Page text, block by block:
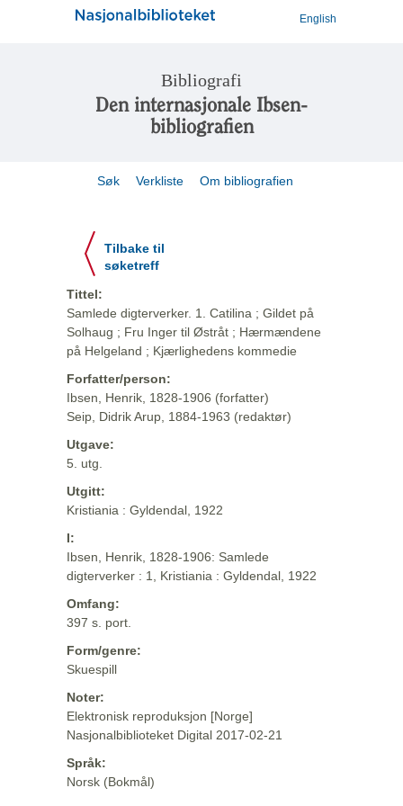
English
Bibliografi
Den internasjonale Ibsen-
bibliografien
Søk Verkliste Om bibliografien
Tilbake til
søketreff
Tittel:
Samlede digterverker. 1. Catilina ; Gildet på
Solhaug ; Fru Inger til Østråt ; Hærmændene
på Helgeland ; Kjærlighedens kommedie
Forfatter/person:
Ibsen, Henrik, 1828-1906 (forfatter)
Seip, Didrik Arup, 1884-1963 (redaktør)
Utgave:
5. utg.
Utgitt:
Kristiania : Gyldendal, 1922
I:
Ibsen, Henrik, 1828-1906: Samlede
digterverker : 1, Kristiania : Gyldendal, 1922
Omfang:
397 s. port.
Form/genre:
Skuespill
Noter:
Elektronisk reproduksjon [Norge]
Nasjonalbiblioteket Digital 2017-02-21
Språk:
Norsk (Bokmål)